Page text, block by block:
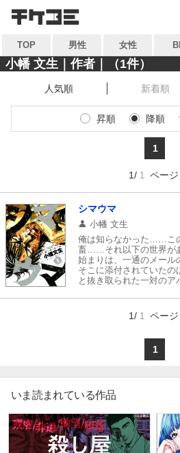
検索
キーワードから探す
ジャンル
コンテンツから探す
ランキング
おすすめ
特集
TOP 男性 女性
検索
キーワードから探す
ジャンル
マイ本棚から探す
最近読んだ作品
小幡 文生｜作者｜（1件）
人気順 新着順
昇順 降順
1
1/ 1 ページ
シマウマ
小幡 文生
俺は知らなかった……こ
畜……それ以下の世界
始まりは、一通のメール
そこに添付されていた
と抜き取られた一対の
事から、
タツオの日常は転がるよ
〔シマウマ〕とは、いっ
1/ 1 ページ
1
いま読まれている作品